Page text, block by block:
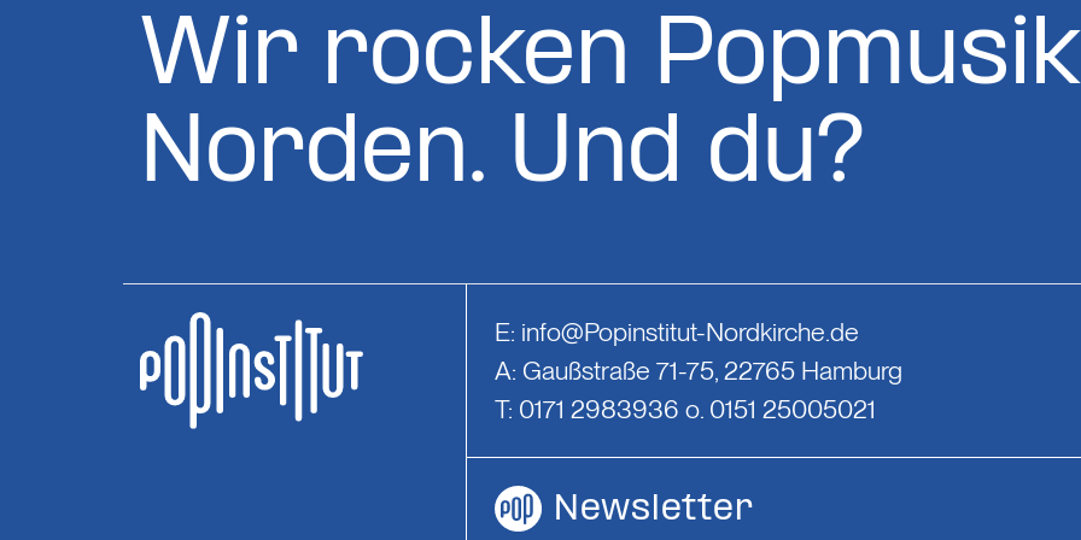
Wir rocken
Norden. Und du?
E: info@Popinstitut-Nordkirche.de
A: Gaußstraße 71-75, 22765 Hamburg
T: 0171 2983936 o. 0151 25005021
Newsletter